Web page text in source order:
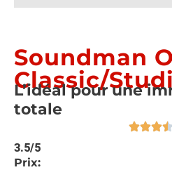
Soundman
Classic/
L’idéal pour une
totale
3.5/5
Prix: